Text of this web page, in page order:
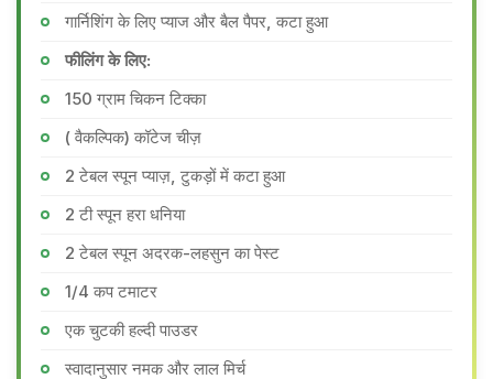
गार्निशिंग के लिए प्याज और बैल पैपर, कटा हुआ
फीलिंग के लिए:
150 ग्राम चिकन टिक्का
( वैकल्पिक) कॉटेज चीज़
2 टेबल स्पून प्याज़, टुकड़ों में कटा हुआ
2 टी स्पून हरा धनिया
2 टेबल स्पून अदरक-लहसुन का पेस्ट
1/4 कप टमाटर
एक चुटकी हल्दी पाउडर
स्वादानुसार नमक और लाल मिर्च